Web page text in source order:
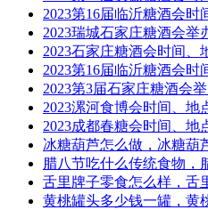
2023第16届临沂糖酒会
2023瑞城石家庄糖酒会
2023石家庄糖酒会时间、
2023第16届临沂糖酒会
2023第3届石家庄糖酒会
2023漯河食博会时间、地
2023成都春糖会时间、地
冰糖葫芦怎么做，冰糖葫
腊八节吃什么传统食物，
舌里牌子零食怎么样，舌
黄桃罐头多少钱一罐，黄